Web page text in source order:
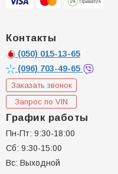
Контакты
(050) 015-13-65
(096) 703-49-65
Заказать звонок
Запрос по VIN
График работы
Пн-Пт: 9:30-18:00
Сб: 9:30-15:00
Вс: Выходной